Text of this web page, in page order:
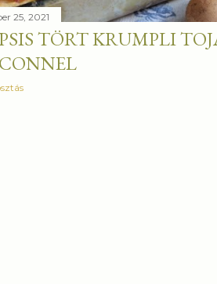
25, 2021
TÖRT KRUMPLI